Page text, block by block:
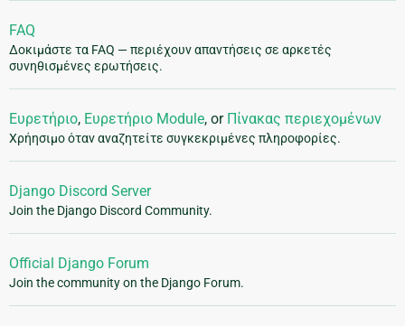
FAQ
Δοκιμάστε τα FAQ — περιέχουν απαντήσεις σε αρκετές
συνηθισμένες ερωτήσεις.
Ευρετήριο, Ευρετήριο Module, or Πίνακας περιεχομένων
Χρήησιμο όταν αναζητείτε συγκεκριμένες πληροφορίες.
Django Discord Server
Join the Django Discord Community.
Official Django Forum
Join the community on the Django Forum.